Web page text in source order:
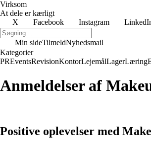
Virksom
At dele er kærligt
X
Facebook Instagram
Min sideTilmeldNyhedsmail
Kategorier
PREventsRevisionKontorLejemålLagerLæring
Anmeldelser af
Positive oplevelser med